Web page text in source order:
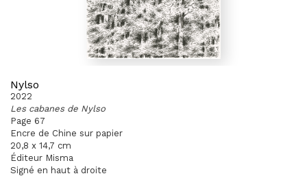
Nylso
2022
Les cabanes de Nylso
Page 67
Encre de Chine sur papier
20,8 x 14,7 cm
Éditeur Misma
Signé en haut à droite